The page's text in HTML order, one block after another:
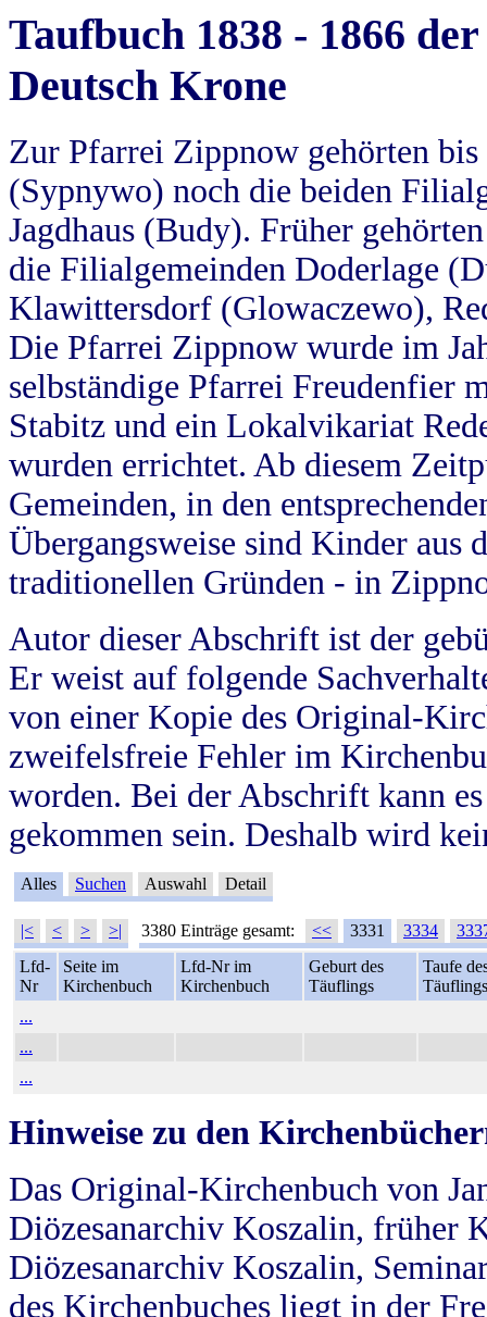
Taufbuch 1838 - 1866
Deutsch Krone
Zur Pfarrei Zippnow gehörten
(Sypnywo) noch die beiden
Jagdhaus (Budy). Früher
die Filialgemeinden Doderlage
Klawittersdorf (Glowaczewo),
Die Pfarrei Zippnow wurde im
selbständige Pfarrei Freudenfier
Stabitz und ein Lokalvikariat
wurden errichtet. Ab diesem
Gemeinden, in den
Übergangsweise sind Kinder aus
traditionellen Gründen - in
Autor dieser Abschrift ist der
Er weist auf folgende
von einer Kopie des Original-
zweifelsfreie Fehler im
worden. Bei der Abschrift kann
gekommen sein. Deshalb wird
Alles Suchen Auswahl Detail
|< < > >| 3380 Einträge gesamt: << 3331 3334
Lfd-
Nr
Seite im
Kirchenbuch
Lfd-Nr im
Kirchenbuch
Geburt des
Täuflings
Taufe
Täuflings
...
...
...
Hinweise zu den
Das Original-Kirchenbuch von
Diözesanarchiv Koszalin, früher
Diözesanarchiv Koszalin,
des Kirchenbuches liegt in der